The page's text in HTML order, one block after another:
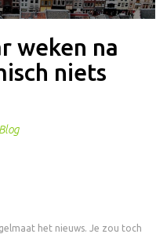
weken na
niets
Blog
het nieuws. Je zou toch